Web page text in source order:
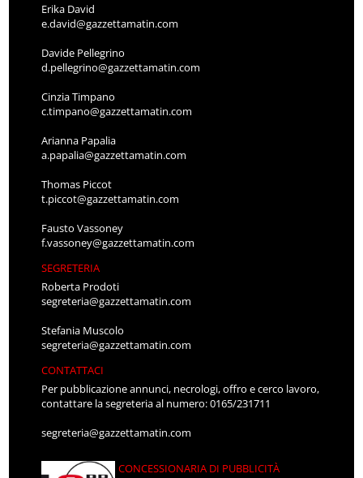
Erika David
e.david@gazzettamatin.com
Davide Pellegrino
d.pellegrino@gazzettamatin.com
Cinzia Timpano
c.timpano@gazzettamatin.com
Arianna Papalia
a.papalia@gazzettamatin.com
Thomas Piccot
t.piccot@gazzettamatin.com
Fausto Vassoney
f.vassoney@gazzettamatin.com
SEGRETERIA
Roberta Prodoti
segreteria@gazzettamatin.com
Stefania Muscolo
segreteria@gazzettamatin.com
CONTATTACI
Per pubblicazione annunci, necrologi, offro e cerco lavoro,
contattare la segreteria al numero: 0165/231711
segreteria@gazzettamatin.com
CONCESSIONARIA DI PUBBLICITÀ